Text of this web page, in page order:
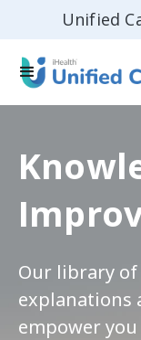
Unified
Our library
explanations
empower